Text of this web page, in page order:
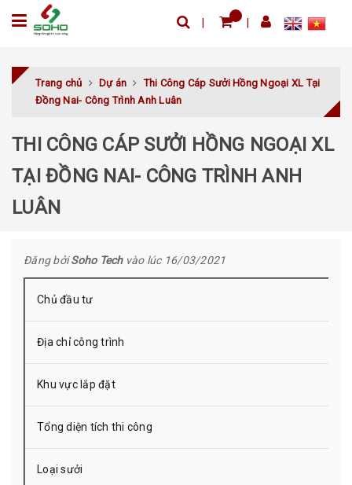
Trang chủ Dự án
Thi Công Cáp Sưởi Hồng Ngoại XL Tại
Đồng Nai- Công Trình Anh Luân
THI CÔNG CÁP SƯỞI HỒNG NGOẠI XL
TẠI ĐỒNG NAI- CÔNG TRÌNH ANH
LUÂN
Đăng bởiSoho Techvào lúc 16/03/2021
Chủ đầu tư
Địa chỉ công trình
Khu vực lắp đặt
Tổng diện tích thi công
Loại sưởi